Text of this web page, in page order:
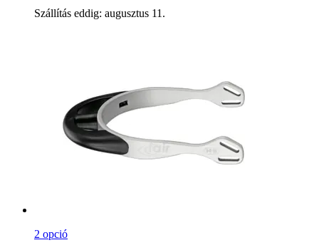
Szállítás eddig: augusztus 11.
2 opció